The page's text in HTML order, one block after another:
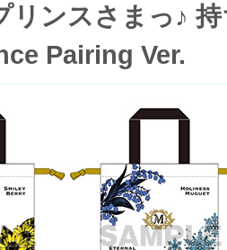
ンスさまっ♪
Pairing Ver.